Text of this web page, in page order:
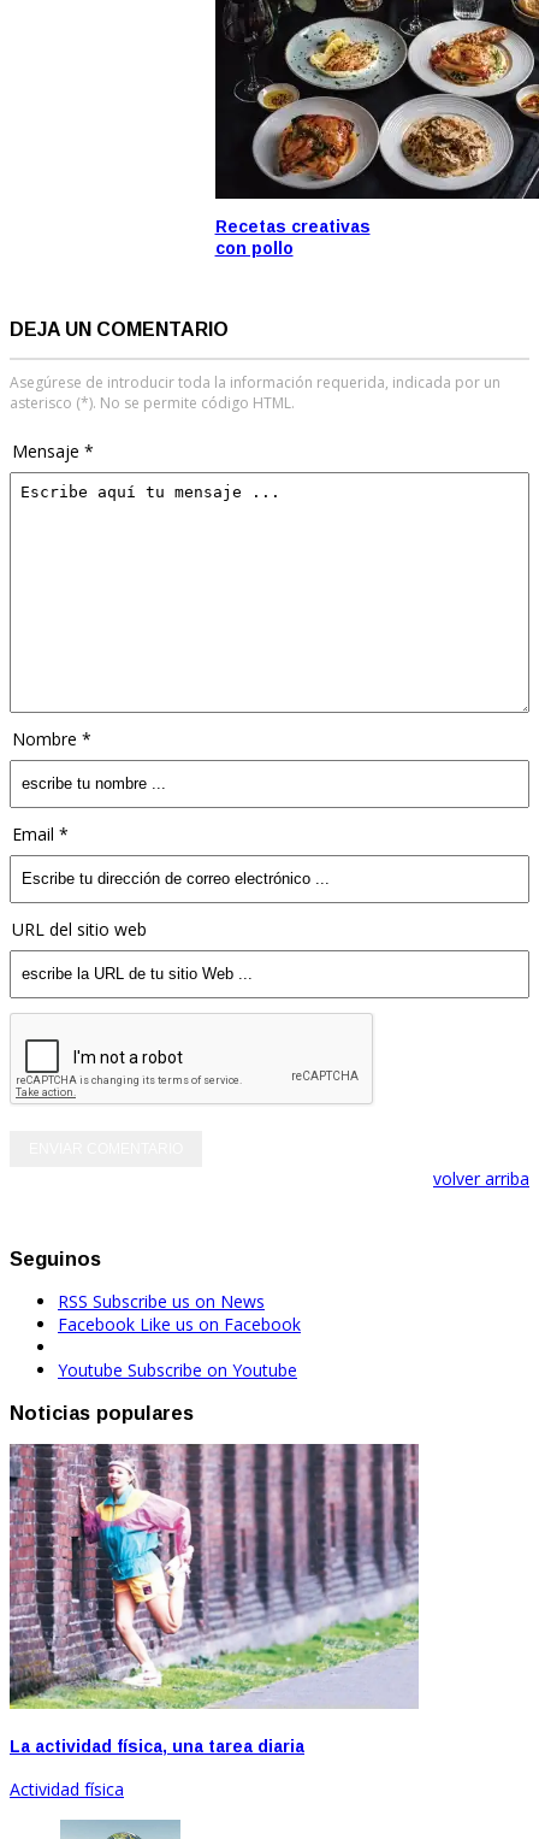
Recetas creativas
con pollo
DEJA UN COMENTARIO
Asegúrese de introducir toda la información requerida, indicada por un
asterisco (*). No se permite código HTML.
Mensaje *
Nombre *
Email *
URL del sitio web
volver arriba
Seguinos
RSS Subscribe us on News
Facebook Like us on Facebook
Youtube Subscribe on Youtube
Noticias populares
La actividad física, una tarea diaria
Actividad física